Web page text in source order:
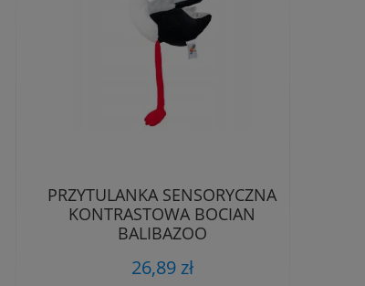
PRZYTULANKA SENSORYCZNA
KONTRASTOWA BOCIAN
BALIBAZOO
26,89 zł